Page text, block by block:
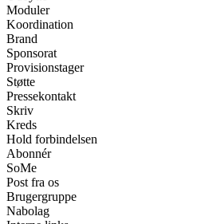
Moduler
Koordination
Brand
Sponsorat
Provisionstager
Støtte
Pressekontakt
Skriv
Kreds
Hold forbindelsen
Abonnér
SoMe
Post fra os
Brugergruppe
Nabolag